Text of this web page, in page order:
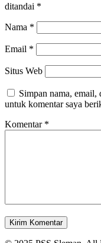
ditandai *
Nama *
Email *
Situs Web
Simpan nama, email,
untuk komentar saya
Komentar *